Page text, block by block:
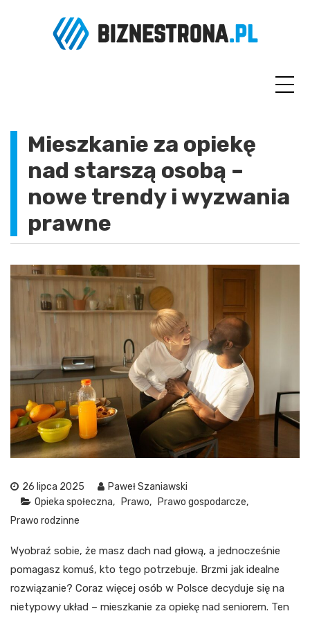
Mieszkanie za opiekę
nad starszą osobą –
nowe trendy i wyzwania
prawne
26 lipca 2025
Paweł Szaniawski
Opieka społeczna
Prawo
Prawo gospodarcze
Prawo rodzinne
Wyobraź sobie, że masz dach nad głową, a jednocześnie
pomagasz komuś, kto tego potrzebuje. Brzmi jak idealne
rozwiązanie? Coraz więcej osób w Polsce decyduje się na
nietypowy układ – mieszkanie za opiekę nad seniorem. Ten